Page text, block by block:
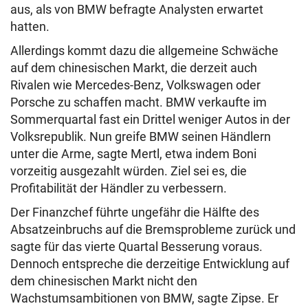
aus, als von BMW befragte Analysten erwartet
hatten.
Allerdings kommt dazu die allgemeine Schwäche
auf dem chinesischen Markt, die derzeit auch
Rivalen wie Mercedes-Benz, Volkswagen oder
Porsche zu schaffen macht. BMW verkaufte im
Sommerquartal fast ein Drittel weniger Autos in der
Volksrepublik. Nun greife BMW seinen Händlern
unter die Arme, sagte Mertl, etwa indem Boni
vorzeitig ausgezahlt würden. Ziel sei es, die
Profitabilität der Händler zu verbessern.
Der Finanzchef führte ungefähr die Hälfte des
Absatzeinbruchs auf die Bremsprobleme zurück und
sagte für das vierte Quartal Besserung voraus.
Dennoch entspreche die derzeitige Entwicklung auf
dem chinesischen Markt nicht den
Wachstumsambitionen von BMW, sagte Zipse. Er